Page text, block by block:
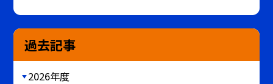
過去記事
2026年度